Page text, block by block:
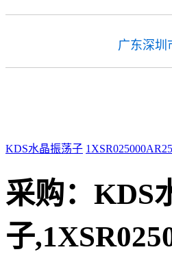
广东深圳
KDS水晶振荡子 1XSR025000AR25
采购： KDS
子